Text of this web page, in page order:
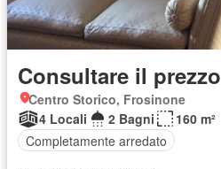
Consultare il prezzo
Centro Storico, Frosinone
4 Locali
2 Bagni
160 m²
Completamente arredato